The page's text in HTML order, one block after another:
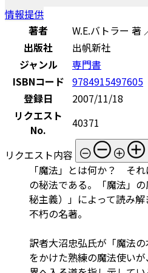
情報提供
著者
W.E.バトラー 著
出版社
出帆新社
ジャンル
専門書
ISBNコード 9784915497605
登録日
2007/11/18
リクエスト
No.
40371
リクエスト内容
「魔法」とは何か？ そ
の秘法である。「魔法」
秘主義）」によって読み
不朽の名著。
訳者大沼忠弘氏が「魔法
をかけた熟練の魔法使い